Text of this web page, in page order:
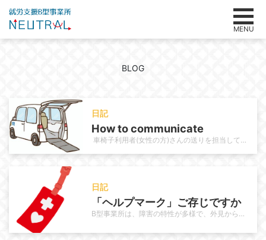
MENU
BLOG
日記
How to communicate
車椅子利用者(女性の方)さんの送りを担当しています。その利用者さんは長年当事業所を利用されていて利用当初はお母様の送迎で通…
日記
「ヘルプマーク」ご存じですか
B型事業所は、障害の特性が多様で、外見からは分からない困難を抱える方も多く、利用者さんの中にもヘルプマークを使っている方がい…